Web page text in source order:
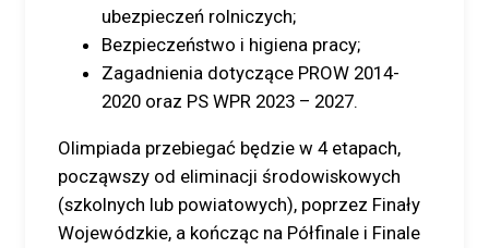
ubezpieczeń rolniczych;
Bezpieczeństwo i higiena pracy;
Zagadnienia dotyczące PROW 2014-
2020 oraz PS WPR 2023 – 2027.
Olimpiada przebiegać będzie w 4 etapach,
począwszy od eliminacji środowiskowych
(szkolnych lub powiatowych), poprzez Finały
Wojewódzkie, a kończąc na Półfinale i Finale